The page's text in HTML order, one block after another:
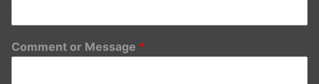
Comment or Message *